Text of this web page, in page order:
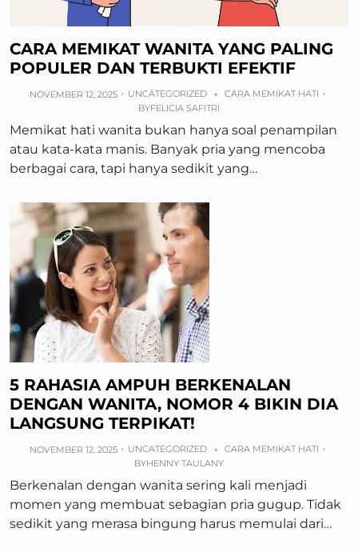
CARA MEMIKAT WANITA YANG PALING
POPULER DAN TERBUKTI EFEKTIF
NOVEMBER 12, 2025 UNCATEGORIZED +
CARA MEMIKAT HATI
BYFELICIA SAFITRI
Memikat hati wanita bukan hanya soal penampilan
atau kata-kata manis. Banyak pria yang mencoba
berbagai cara, tapi hanya sedikit yang…
5 RAHASIA AMPUH BERKENALAN
DENGAN WANITA, NOMOR 4 BIKIN DIA
LANGSUNG TERPIKAT!
NOVEMBER 12, 2025 UNCATEGORIZED +
CARA MEMIKAT HATI
BYHENNY TAULANY
Berkenalan dengan wanita sering kali menjadi
momen yang membuat sebagian pria gugup. Tidak
sedikit yang merasa bingung harus memulai dari…